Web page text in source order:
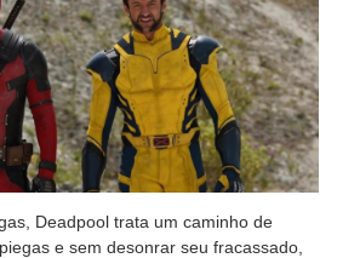
Deadpool trata um caminho de
e sem desonrar seu fracassado,